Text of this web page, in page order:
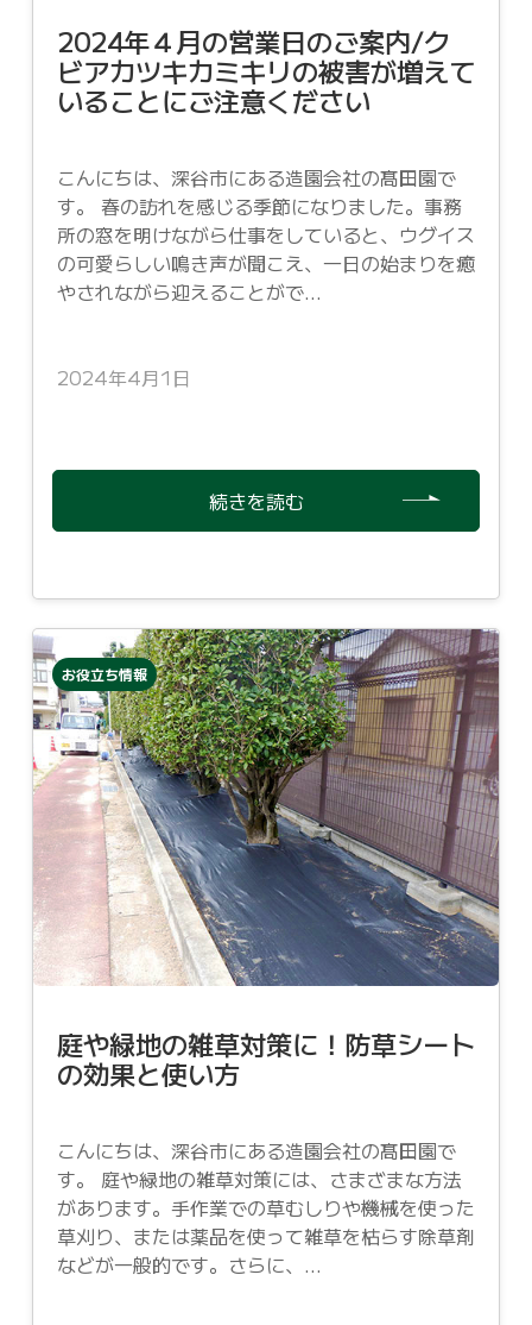
2024年４月の営業日のご案内/ク
ビアカツキカミキリの被害が増えて
いることにご注意ください
こんにちは、深谷市にある造園会社の髙田園で
す。 春の訪れを感じる季節になりました。事務
所の窓を明けながら仕事をしていると、ウグイス
の可愛らしい鳴き声が聞こえ、一日の始まりを癒
やされながら迎えることがで...
2024年4月1日
続きを読む
お役立ち情報
庭や緑地の雑草対策に！防草シート
の効果と使い方
こんにちは、深谷市にある造園会社の髙田園で
す。 庭や緑地の雑草対策には、さまざまな方法
があります。手作業での草むしりや機械を使った
草刈り、または薬品を使って雑草を枯らす除草剤
などが一般的です。さらに、...